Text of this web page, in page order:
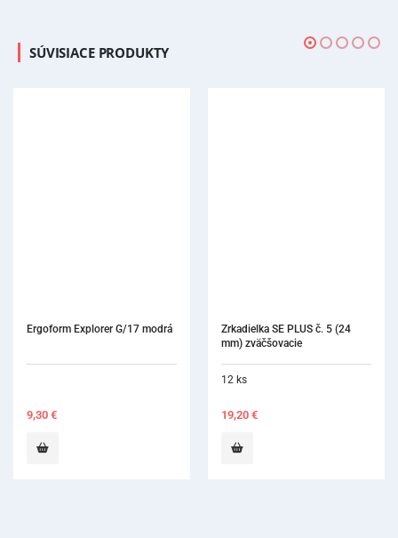
SÚVISIACE PRODUKTY
Ergoform Explorer G/17 modrá
9,30 €
Zrkadielka SE PLUS č. 5 (24
mm) zväčšovacie
12 ks
19,20 €